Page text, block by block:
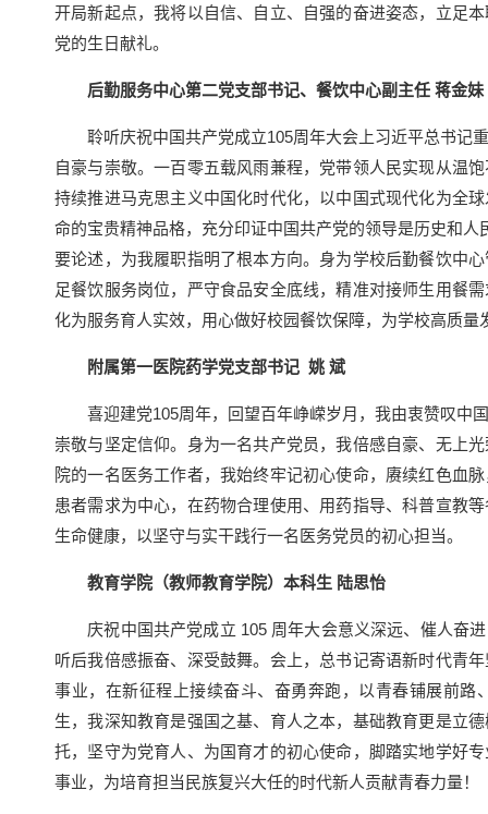
开局新起点，我将以自信、自立、自强的奋进姿态，立足
党的生日献礼。
后勤服务中心第二党支部书记、餐饮中心副主任 蒋金妹
聆听庆祝中国共产党成立105周年大会上习近平总书记
自豪与崇敬。一百零五载风雨兼程，党带领人民实现从温
持续推进马克思主义中国化时代化，以中国式现代化为全
命的宝贵精神品格，充分印证中国共产党的领导是历史和
要论述，为我履职指明了根本方向。身为学校后勤餐饮中
足餐饮服务岗位，严守食品安全底线，精准对接师生用餐
化为服务育人实效，用心做好校园餐饮保障，为学校高质量
附属第一医院药学党支部书记 姚 斌
喜迎建党105周年，回望百年峥嵘岁月，我由衷赞叹中
崇敬与坚定信仰。身为一名共产党员，我倍感自豪、无上
院的一名医务工作者，我始终牢记初心使命，赓续红色血
患者需求为中心，在药物合理使用、用药指导、科普宣教
生命健康，以坚守与实干践行一名医务党员的初心担当。
教育学院（教师教育学院）本科生 陆思怡
庆祝中国共产党成立 105 周年大会意义深远、催人奋进
听后我倍感振奋、深受鼓舞。会上，总书记寄语新时代青
事业，在新征程上接续奋斗、奋勇奔跑，以青春铺展前
生，我深知教育是强国之基、育人之本，基础教育更是立
托，坚守为党育人、为国育才的初心使命，脚踏实地学好
事业，为培育担当民族复兴大任的时代新人贡献青春力量！